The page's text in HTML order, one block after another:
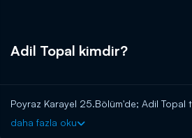
Adil Topal kimdir?
Poyraz Karayel 25.Bölüm'de; Adil Topal
daha fazla oku